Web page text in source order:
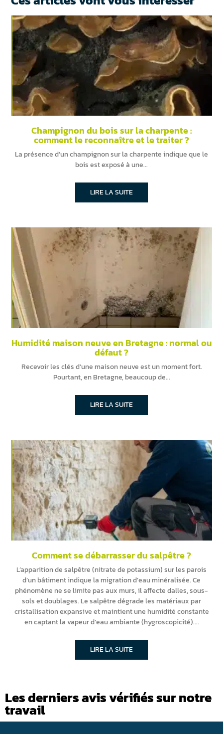
Champignon du bois sur la charpente :
comment le reconnaître et le traiter ?
La présence d’un champignon sur la charpente indique que le
bois est exposé à une
LIRE LA SUITE
Humidité maison neuve en Bretagne : normal ou
défaut ?
Recevoir les clés d’une maison neuve est un moment fort.
Pourtant, en Bretagne, beaucoup de
LIRE LA SUITE
Comment se débarrasser du salpêtre ?
L’apparition de salpêtre (nitrate de potassium) sur les parois
d’un bâtiment indique la migration d’eau minéralisée. Ce
phénomène ne se limite pas aux murs, il affecte dalles, sous-
sols et doublages. Le salpêtre dégrade les matériaux par
cristallisation expansive et maintient une humidité constante
en captant la vapeur d’eau ambiante (hygroscopicité).
LIRE LA SUITE
Les derniers avis vérifiés sur notre
travail